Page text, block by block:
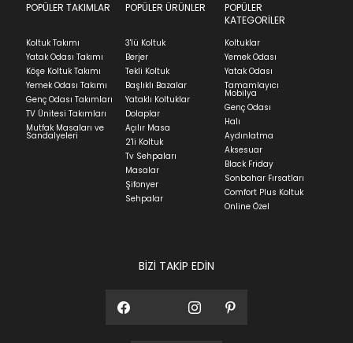
POPÜLER TAKIMLAR
Koltuk Takımı
Yatak Odası Takımı
Köşe Koltuk Takımı
Yemek Odası Takımı
Genç Odası Takımları
TV Ünitesi Takımları
Mutfak Masaları ve
Sandalyeleri
POPÜLER ÜRÜNLER
3'lü Koltuk
Berjer
Tekli Koltuk
Başlıklı Bazalar
Yataklı Koltuklar
Dolaplar
Açılır Masa
2'li Koltuk
Tv Sehpaları
Masalar
Şifonyer
Sehpalar
POPÜLER
KATEGORİLER
Koltuklar
Yemek Odası
Yatak Odası
Tamamlayıcı
Mobilya
Genç Odası
Halı
Aydınlatma
Aksesuar
Black Friday
Sonbahar Fırsatları
Comfort Plus Koltuk
Online Özel
BİZİ TAKİP EDİN